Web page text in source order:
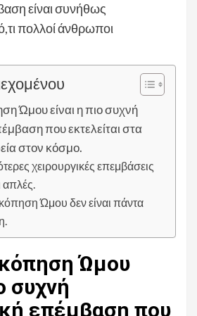
είναι συνήθως
πολλοί άνθρωποι
Ώμου είναι η πιο συχνή
που εκτελείται στα
στον κόσμο.
χειρουργικές επεμβάσεις
απλές.
Ώμου δεν είναι πάντα
Ώμου
συχνή
επέμβαση που